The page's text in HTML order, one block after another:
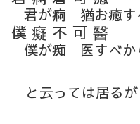
君が痾 猶お癒す
僕 癡 不 可 醫
僕が痴 医すべか
と云っては居るが